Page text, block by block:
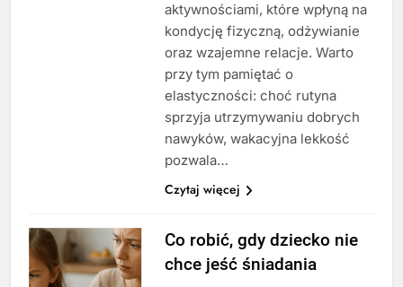
aktywnościami, które wpłyną na
kondycję fizyczną, odżywianie
oraz wzajemne relacje. Warto
przy tym pamiętać o
elastyczności: choć rutyna
sprzyja utrzymywaniu dobrych
nawyków, wakacyjna lekkość
pozwala…
Czytaj więcej
Co robić, gdy dziecko nie
chce jeść śniadania